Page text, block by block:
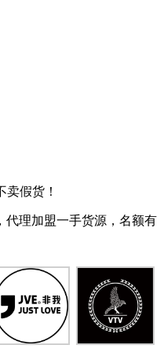
假货！
代理加盟一手货源，名额有